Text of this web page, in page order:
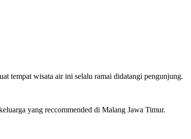
tempat wisata air ini selalu ramai didatangi pengunjung.
yang reccommended di Malang Jawa Timur.